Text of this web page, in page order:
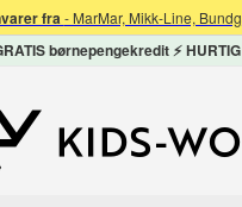
fra- MarMar, Mikk-Line,
børnepengekredit ⚡